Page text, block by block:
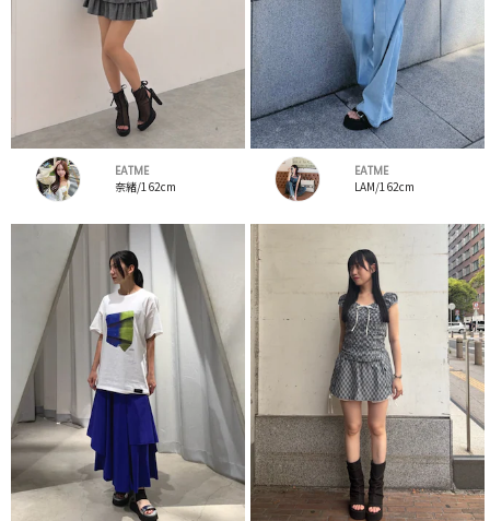
EATME
奈緒/162cm
EATME
LAM/162cm